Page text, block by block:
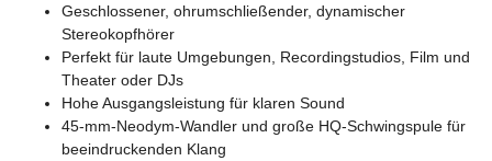
Geschlossener, ohrumschließender, dynamischer
Stereokopfhörer
Perfekt für laute Umgebungen, Recordingstudios, Film und
Theater oder DJs
Hohe Ausgangsleistung für klaren Sound
45-mm-Neodym-Wandler und große HQ-Schwingspule für
beeindruckenden Klang